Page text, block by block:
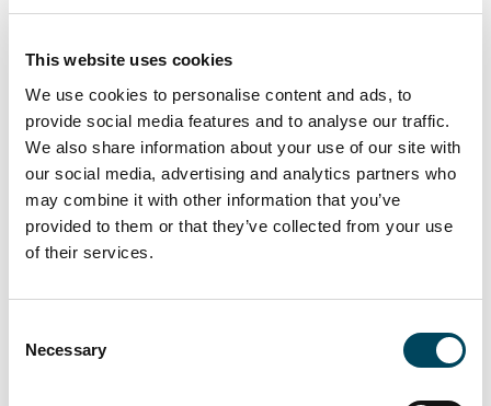
This website uses cookies
We use cookies to personalise content and ads, to
provide social media features and to analyse our traffic.
We also share information about your use of our site with
our social media, advertising and analytics partners who
may combine it with other information that you’ve
provided to them or that they’ve collected from your use
of their services.
Selection
Necessary
telefonkonferensen kommer att finnas
https://www.catella.com/sv/investor-
relations/rapporter-och-presentationer
snarast efter rapportens offentliggörande.
Webbsändningen kommer att finnas
tillgänglig på samma adress efter
livesändingen.
För ytterligare information, vänligen kontakta:
Niklas Bommelin
+46 8 463 34 26, +46 768 91 12 40